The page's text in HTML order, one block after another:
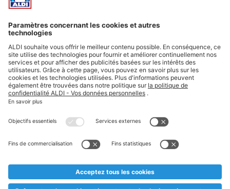
Infos essentielles
Suivez ALDI Belgique
Textes marqués d'un astérisque et mentions légales
* Nous vendons ces articles temporairement et jusqu'à
au cas où, malgré le planning bien étudié, nous serions
prématurément en rupture de stock. Prix Recupel et TVA incl.
** Sur ce site, l’utilisation de la forme masculine a été adoptée